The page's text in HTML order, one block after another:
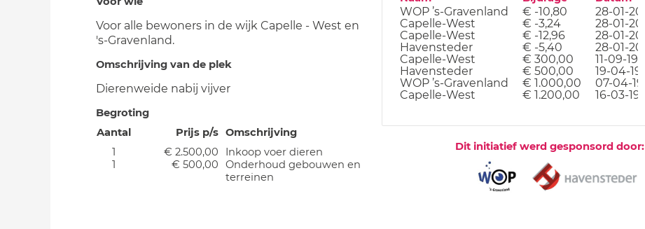
WOP ’s-Gravenland € -10,80
28-01-20
Capelle-West
€ -3,24
28-01-20
Capelle-West
€ -12,96
28-01-20
Havensteder
€ -5,40
28-01-20
Capelle-West
€ 300,00
11-09-19
Havensteder
€ 500,00
19-04-19
WOP ’s-Gravenland
€ 1.000,00
07-04-19
Capelle-West
€ 1.200,00 16-03-19
Dit initiatief werd gesponsord door:
Voor alle bewoners in de wijk Capelle - West en
's-Gravenland.
Omschrijving van de plek
Dierenweide nabij vijver
Begroting
Aantal
Prijs p/s Omschrijving
1
€ 2.500,00
Inkoop voer dieren
1
€ 500,00
Onderhoud gebouwen en
terreinen